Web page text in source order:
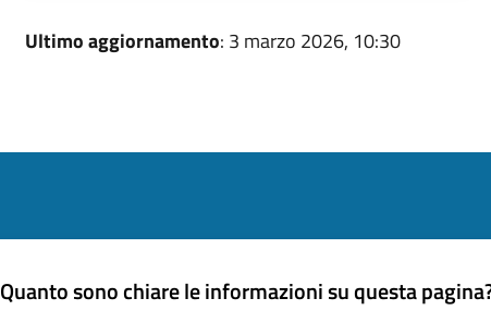
Ultimo aggiornamento: 3 marzo 2026, 10:30
Quanto sono chiare le informazioni su questa